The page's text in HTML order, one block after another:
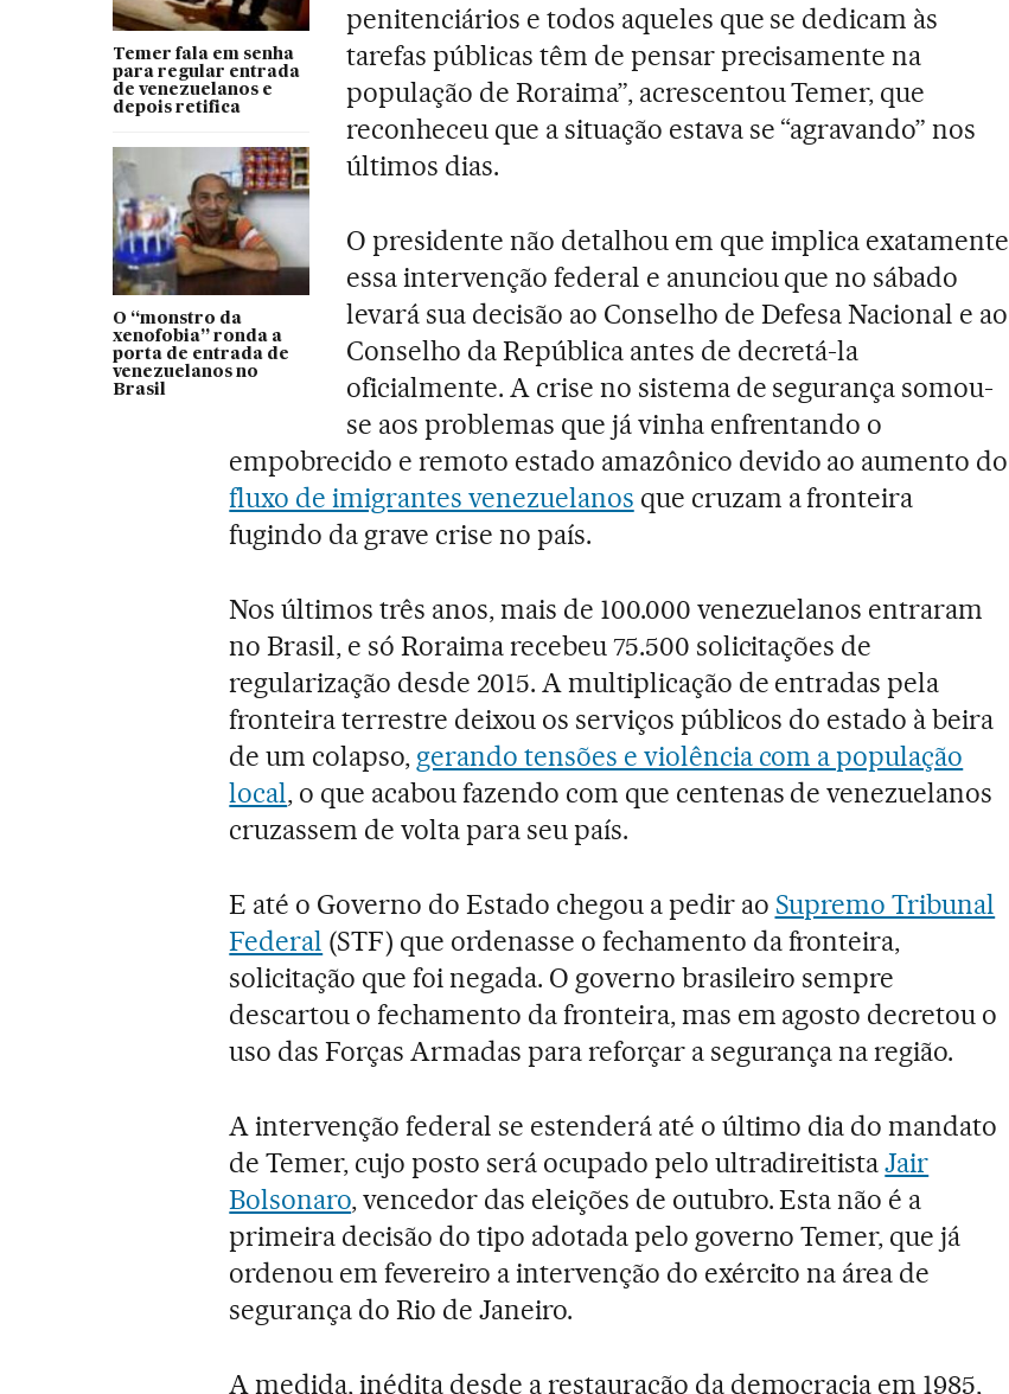
Temer fala em senha
para regular entrada
de venezuelanos e
depois retifica
O “monstro da
xenofobia” ronda a
porta de entrada de
venezuelanos no
Brasil
penitenciários e todos aqueles que se dedicam às
tarefas públicas têm de pensar precisamente na
população de Roraima”, acrescentou Temer, que
reconheceu que a situação estava se “agravando” nos
últimos dias.
O presidente não detalhou em que implica exatamente
essa intervenção federal e anunciou que no sábado
levará sua decisão ao Conselho de Defesa Nacional e ao
Conselho da República antes de decretá-la
oficialmente. A crise no sistema de segurança somou-
se aos problemas que já vinha enfrentando o
empobrecido e remoto estado amazônico devido ao aumento do
fluxo de imigrantes venezuelanos que cruzam a fronteira
fugindo da grave crise no país.
Nos últimos três anos, mais de 100.000 venezuelanos entraram
no Brasil, e só Roraima recebeu 75.500 solicitações de
regularização desde 2015. A multiplicação de entradas pela
fronteira terrestre deixou os serviços públicos do estado à beira
de um colapso, gerando tensões e violência com a população
local, o que acabou fazendo com que centenas de venezuelanos
cruzassem de volta para seu país.
E até o Governo do Estado chegou a pedir ao Supremo Tribunal
Federal (STF) que ordenasse o fechamento da fronteira,
solicitação que foi negada. O governo brasileiro sempre
descartou o fechamento da fronteira, mas em agosto decretou o
uso das Forças Armadas para reforçar a segurança na região.
A intervenção federal se estenderá até o último dia do mandato
de Temer, cujo posto será ocupado pelo ultradireitistaJair
Bolsonaro, vencedor das eleições de outubro. Esta não é a
primeira decisão do tipo adotada pelo governo Temer, que já
ordenou em fevereiro a intervenção do exército na área de
segurança do Rio de Janeiro.
A medida, inédita desde a restauração da democracia em 1985,